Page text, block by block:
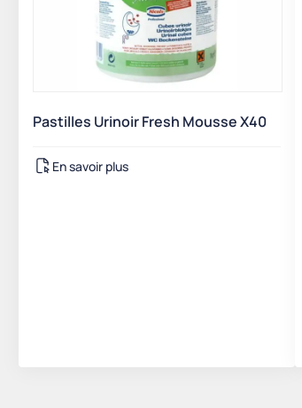
Pastilles Urinoir Fresh Mousse X40
En savoir plus